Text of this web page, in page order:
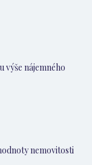
nájemného
nemovitosti